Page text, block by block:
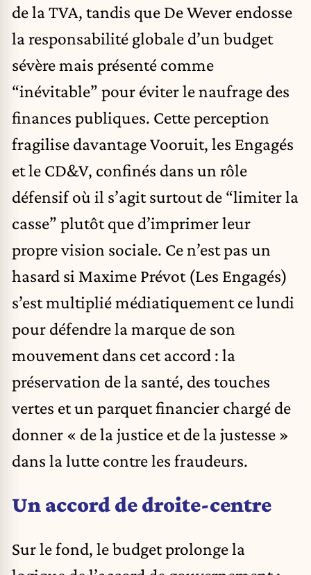
de la TVA, tandis que De Wever endosse
la responsabilité globale d’un budget
sévère mais présenté comme
“inévitable” pour éviter le naufrage des
finances publiques. Cette perception
fragilise davantage Vooruit, les Engagés
et le CD&V, confinés dans un rôle
défensif où il s’agit surtout de “limiter la
casse” plutôt que d’imprimer leur
propre vision sociale. Ce n’est pas un
hasard si Maxime Prévot (Les Engagés)
s’est multiplié médiatiquement ce lundi
pour défendre la marque de son
mouvement dans cet accord : la
préservation de la santé, des touches
vertes et un parquet financier chargé de
donner « de la justice et de la justesse »
dans la lutte contre les fraudeurs.
Un accord de droite-centre
Sur le fond, le budget prolonge la